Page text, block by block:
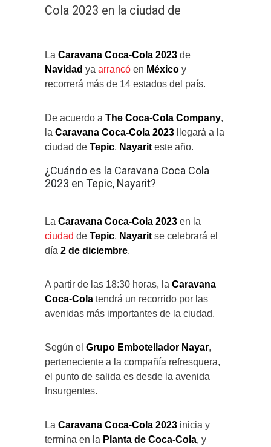
Cola 2023 en la ciudad de
La Caravana Coca-Cola 2023 de
Navidad ya arrancó en México y
recorrerá más de 14 estados del país.
De acuerdo a The Coca-Cola Company,
la Caravana Coca-Cola 2023 llegará a la
ciudad de Tepic, Nayarit este año.
¿Cuándo es la Caravana Coca Cola
2023 en Tepic, Nayarit?
La Caravana Coca-Cola 2023 en la
ciudad de Tepic, Nayarit se celebrará el
día 2 de diciembre.
A partir de las 18:30 horas, la Caravana
Coca-Cola tendrá un recorrido por las
avenidas más importantes de la ciudad.
Según el Grupo Embotellador Nayar,
perteneciente a la compañía refresquera,
el punto de salida es desde la avenida
Insurgentes.
La Caravana Coca-Cola 2023 inicia y
termina en la Planta de Coca-Cola, y